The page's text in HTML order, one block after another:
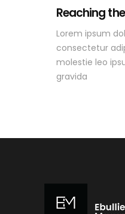
Reaching
Lorem ipsum
consectetur
molestie leo
gravida